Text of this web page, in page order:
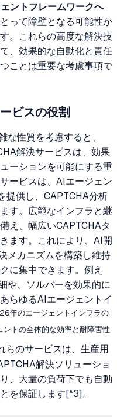
ントフレームワークへ
って障壁となる可能性が
。これらの高度な解決技
、効果的な自動化と責任
ことは重要な考慮事項で
ビスの役割
な性質を考慮すると、
解決サービスは、効果
ーションを可能にする重
ービスは、AIエージェン
提供し、CAPTCHA分析
す。広範なインフラと継
え、幅広いCAPTCHAタ
ます。これにより、AI開
メカニズムを構築し維持
に集中できます。例え
や、ソルバーを効果的に
らゆるAIエージェントイ
年のエージェントインフラの
トの全体的な効率と耐障害性
らのサービスは、生産用
解決ソリューショ
、大量の負荷下でも自動
を保証します[^3]。